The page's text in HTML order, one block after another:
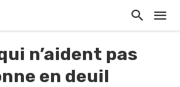
n’aident pas
en deuil